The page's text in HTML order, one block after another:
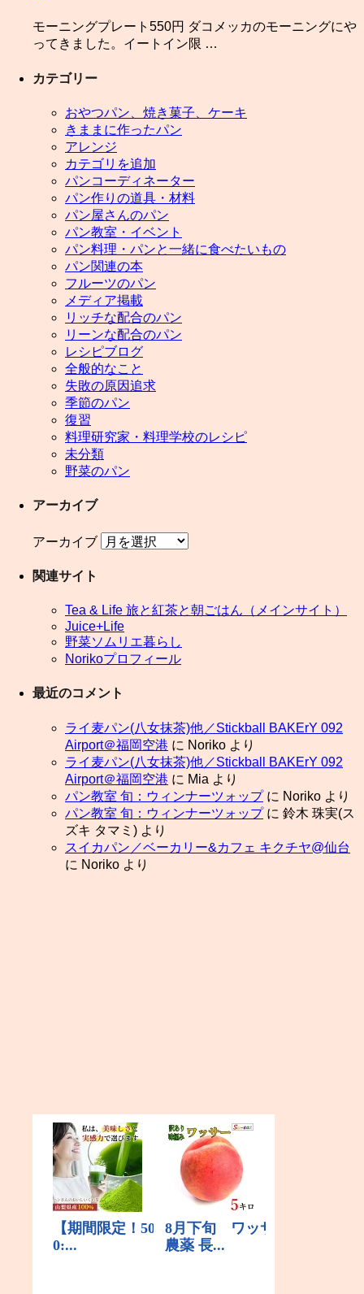
モーニングプレート550円 ダコメッカのモーニングにや
ってきました。イートイン限 …
カテゴリー
おやつパン、焼き菓子、ケーキ
きままに作ったパン
アレンジ
カテゴリを追加
パンコーディネーター
パン作りの道具・材料
パン屋さんのパン
パン教室・イベント
パン料理・パンと一緒に食べたいもの
パン関連の本
フルーツのパン
メディア掲載
リッチな配合のパン
リーンな配合のパン
レシピブログ
全般的なこと
失敗の原因追求
季節のパン
復習
料理研究家・料理学校のレシピ
未分類
野菜のパン
アーカイブ
アーカイブ
関連サイト
Tea & Life 旅と紅茶と朝ごはん（メインサイト）
Juice+Life
野菜ソムリエ暮らし
Norikoプロフィール
最近のコメント
ライ麦パン(八女抹茶)他／Stickball BAKErY 092
Airport＠福岡空港 に Noriko より
ライ麦パン(八女抹茶)他／Stickball BAKErY 092
Airport＠福岡空港 に Mia より
パン教室 旬：ウィンナーツォップに Noriko より
パン教室 旬：ウィンナーツォップに 鈴木 珠実(ス
ズキ タマミ) より
スイカパン／ベーカリー&カフェ キクチヤ@仙台
に Noriko より